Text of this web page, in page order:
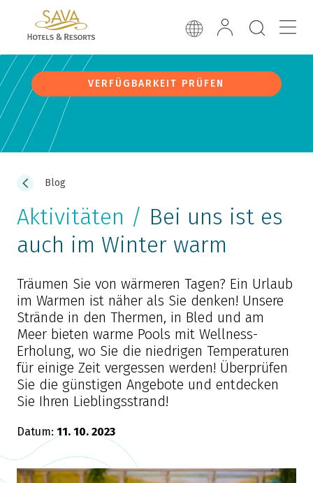
VERFÜGBARKEIT PRÜFEN
Blog
Aktivitäten / Bei uns ist es
auch im Winter warm
Träumen Sie von wärmeren Tagen? Ein Urlaub
im Warmen ist näher als Sie denken! Unsere
Strände in den Thermen, in Bled und am
Meer bieten warme Pools mit Wellness-
Erholung, wo Sie die niedrigen Temperaturen
für einige Zeit vergessen werden! Überprüfen
Sie die günstigen Angebote und entdecken
Sie Ihren Lieblingsstrand!
Datum: 11. 10. 2023